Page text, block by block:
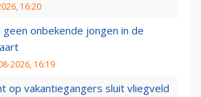
16:20
geen onbekende jongen in de
2026, 16:19
op vakantiegangers sluit vliegveld